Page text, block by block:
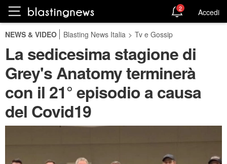
2 Accedi
NEWS & VIDEO Blasting News Italia > Tv e Gossip
La sedicesima stagione di
Grey's Anatomy terminerà
con il 21° episodio a causa
del Covid19